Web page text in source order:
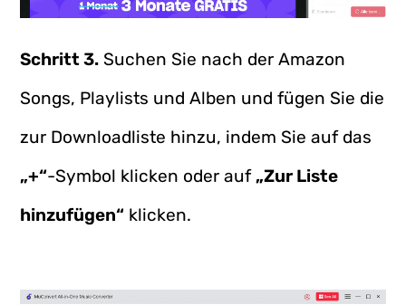
Schritt 3. Suchen Sie nach der Amazon
Songs, Playlists und Alben und fügen Sie die
zur Downloadliste hinzu, indem Sie auf das
„+“-Symbol klicken oder auf „Zur Liste
hinzufügen“ klicken.